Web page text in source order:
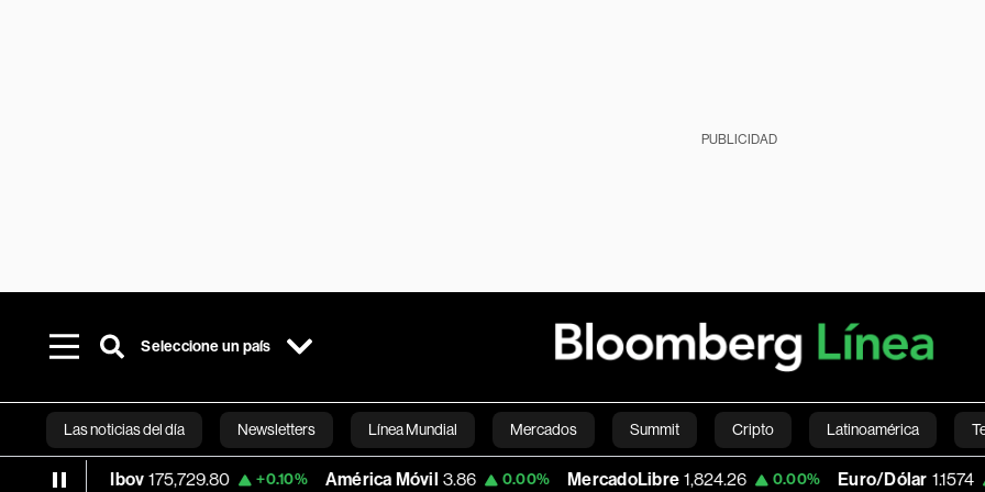
PUBLICIDAD
Seleccione un país
Las noticias del día Newsletters Línea Mundial Mercados Summit Cripto Latinoamérica
Bloomberg Green Economía Estilo de vida Mundo Videos
Ibov 175,729.80 +0.10% América Móvil 3.86 0.00% MercadoLibre 1,824.26 0.00% Euro/Dólar 1.1574 +0.43%